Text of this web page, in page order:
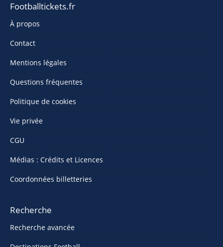
Footballtickets.fr
À propos
Contact
Mentions légales
Questions fréquentes
Politique de cookies
Vie privée
CGU
Médias : Crédits et Licences
Coordonnées billetteries
Recherche
Recherche avancée